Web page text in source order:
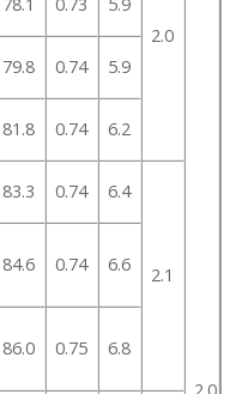
2.0
79.8 0.74 5.9
81.8 0.74 6.2
83.3 0.74 6.4
2.1
84.6 0.74 6.6
86.0 0.75 6.8